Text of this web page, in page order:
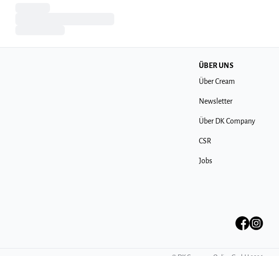
ÜBER UNS
Über Cream
Newsletter
Über DK Company
CSR
Jobs